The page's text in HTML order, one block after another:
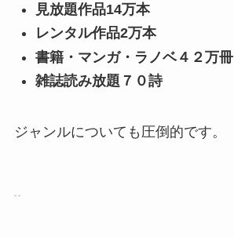
見放題作品14万本
レンタル作品2万本
書籍・マンガ・ラノベ４２万冊
雑誌読み放題７０詩
ジャンルについても圧倒的です。